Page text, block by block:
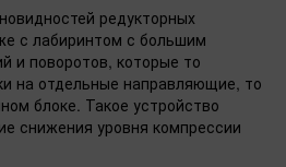
редукторных
с лабиринтом с большим
и поворотов, которые то
на отдельные направляющие, то
блоке. Такое устройство
снижения уровня компрессии